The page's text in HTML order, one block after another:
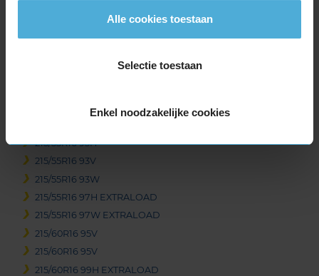
Alle cookies toestaan
Selectie toestaan
Enkel noodzakelijke cookies
205/60R16 96V EXTRALOAD
205/65R16 95H
215/55R16 93H
215/55R16 93V
215/55R16 93W
215/55R16 97H EXTRALOAD
215/55R16 97W EXTRALOAD
215/60R16 95V
215/60R16 95V
215/60R16 99H EXTRALOAD